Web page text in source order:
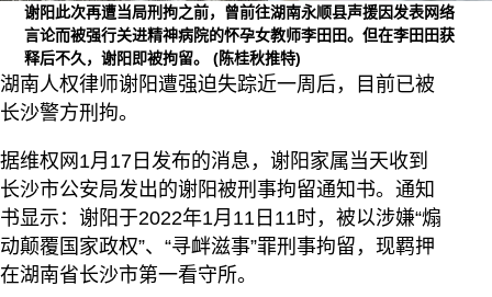
谢阳此次再遭当局刑拘之前，曾前往湖南永顺县声援因发表网络
言论而被强行关进精神病院的怀孕女教师李田田。但在李田田获
释后不久，谢阳即被拘留。(陈桂秋推特)
湖南人权律师谢阳遭强迫失踪近一周后，目前已被
长沙警方刑拘。
据维权网1月17日发布的消息，谢阳家属当天收到
长沙市公安局发出的谢阳被刑事拘留通知书。通知
书显示：谢阳于2022年1月11日11时，被以涉嫌“煽
动颠覆国家政权”、“寻衅滋事”罪刑事拘留，现羁押
在湖南省长沙市第一看守所。